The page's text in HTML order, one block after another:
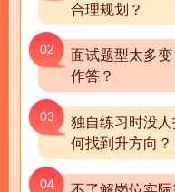
合理规划？
02
面试题型太多
作答？
03
独自练习时没
何找到升方向？
04